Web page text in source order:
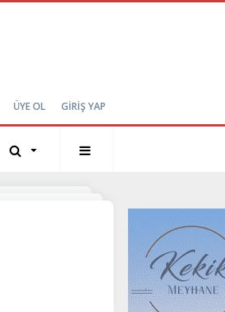
ÜYE OL GİRİŞ YAP